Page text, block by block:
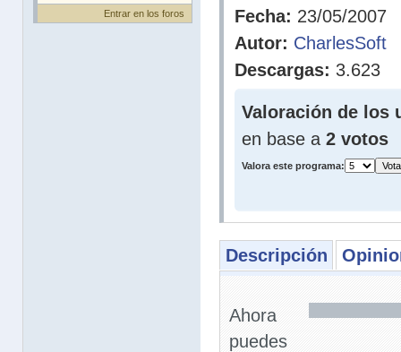
Entrar en los foros
Fecha: 23/05/2007
Autor: CharlesSoft
Descargas: 3.623
Valoración de los
en base a 2 votos
Valora este programa:
Descripción
Ahora
puedes